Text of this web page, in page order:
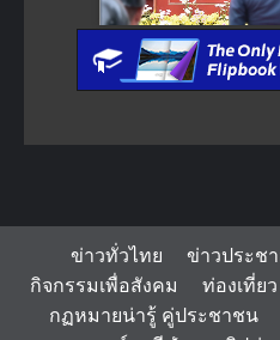
ข่าวทั่วไทย ข่าวประช
กิจกรรมเพื่อสังคม
ท่องเที่ยว
กฏหมายน่ารู้ คู่ประชาชน